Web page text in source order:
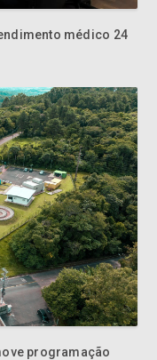
médico 24
programação